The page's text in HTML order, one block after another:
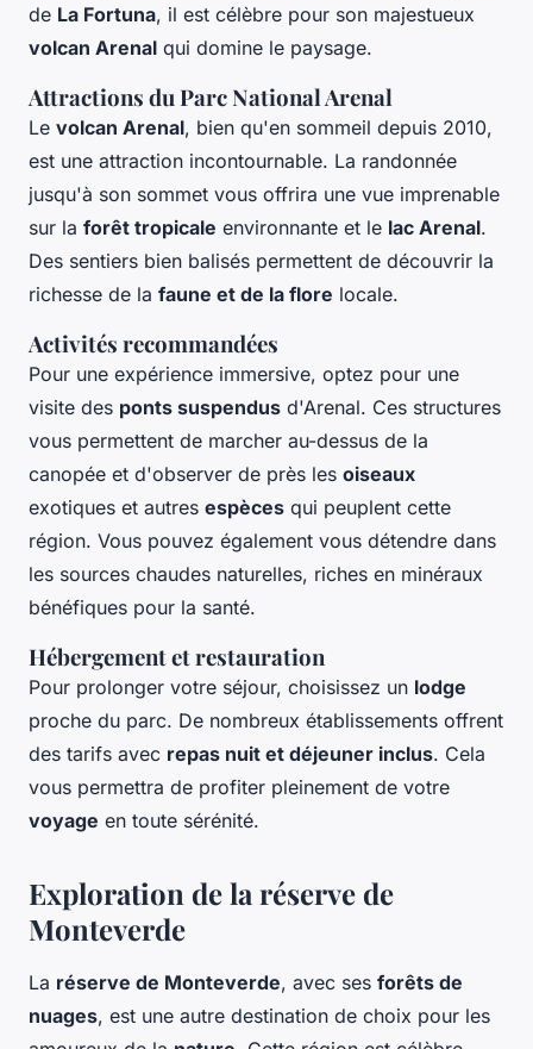
de La Fortuna, il est célèbre pour son majestueux
volcan Arenal qui domine le paysage.
Attractions du Parc National Arenal
Le volcan Arenal, bien qu'en sommeil depuis 2010,
est une attraction incontournable. La randonnée
jusqu'à son sommet vous offrira une vue imprenable
sur la forêt tropicale environnante et le lac Arenal.
Des sentiers bien balisés permettent de découvrir la
richesse de la faune et de la flore locale.
Activités recommandées
Pour une expérience immersive, optez pour une
visite des ponts suspendus d'Arenal. Ces structures
vous permettent de marcher au-dessus de la
canopée et d'observer de près les oiseaux
exotiques et autres espèces qui peuplent cette
région. Vous pouvez également vous détendre dans
les sources chaudes naturelles, riches en minéraux
bénéfiques pour la santé.
Hébergement et restauration
Pour prolonger votre séjour, choisissez un lodge
proche du parc. De nombreux établissements offrent
des tarifs avec repas nuit et déjeuner inclus. Cela
vous permettra de profiter pleinement de votre
voyage en toute sérénité.
Exploration de la réserve de
Monteverde
La réserve de Monteverde, avec ses forêts de
nuages, est une autre destination de choix pour les